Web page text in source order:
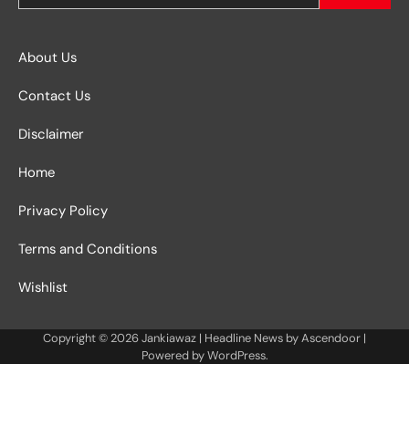
About Us
Contact Us
Disclaimer
Home
Privacy Policy
Terms and Conditions
Wishlist
Copyright © 2026Jankiawaz | Headline News byAscendoor |
Powered byWordPress.